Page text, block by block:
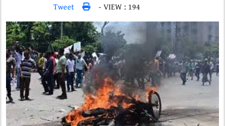
Tweet
- VIEW : 194